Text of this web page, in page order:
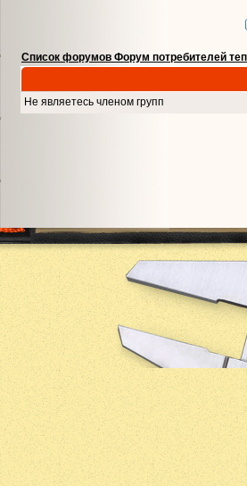
Список форумов Форум потребителей
Не являетесь членом групп